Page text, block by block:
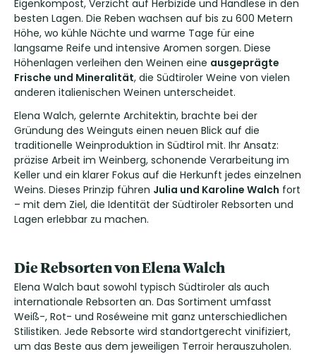
Eigenkompost, Verzicht auf Herbizide und Handlese in den
besten Lagen. Die Reben wachsen auf bis zu 600 Metern
Höhe, wo kühle Nächte und warme Tage für eine
langsame Reife und intensive Aromen sorgen. Diese
Höhenlagen verleihen den Weinen eine ausgeprägte
Frische und Mineralität, die Südtiroler Weine von vielen
anderen italienischen Weinen unterscheidet.
Elena Walch, gelernte Architektin, brachte bei der
Gründung des Weinguts einen neuen Blick auf die
traditionelle Weinproduktion in Südtirol mit. Ihr Ansatz:
präzise Arbeit im Weinberg, schonende Verarbeitung im
Keller und ein klarer Fokus auf die Herkunft jedes einzelnen
Weins. Dieses Prinzip führen Julia und Karoline Walch fort
– mit dem Ziel, die Identität der Südtiroler Rebsorten und
Lagen erlebbar zu machen.
Die Rebsorten von Elena Walch
Elena Walch baut sowohl typisch Südtiroler als auch
internationale Rebsorten an. Das Sortiment umfasst
Weiß-, Rot- und Roséweine mit ganz unterschiedlichen
Stilistiken. Jede Rebsorte wird standortgerecht vinifiziert,
um das Beste aus dem jeweiligen Terroir herauszuholen.